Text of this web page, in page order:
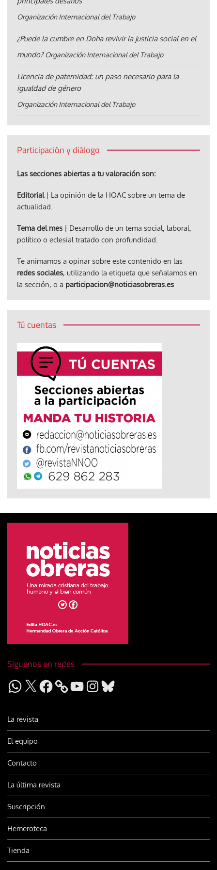
Organización Internacional del Trabajo
¿Puede la cumbre en Doha revivir la justicia social en el
mundo? Organización Internacional del Trabajo
Licencia de paternidad: un paso necesario para la
igualdad de género
Organización Internacional del Trabajo
Participación y diálogo
Las secciones abiertas a tu valoración son:
Editorial| La opinión de la HOAC sobre un tema de
actualidad.
Tema del mes | Desarrollo de un tema social, laboral,
político o eclesial tratado con profundidad.
Te animamos a opinar sobre este contenido en las
redes sociales, utilizando la etiqueta que señalamos en
la sección, o a participacion@noticiasobreras.es
Tú cuentas
Síguenos en redes
WhatsApp
X Facebook YouTubeInstagram
Bluesky
La revista
El equipo
Contacto
La última revista
Suscripción
Hemeroteca
Tienda